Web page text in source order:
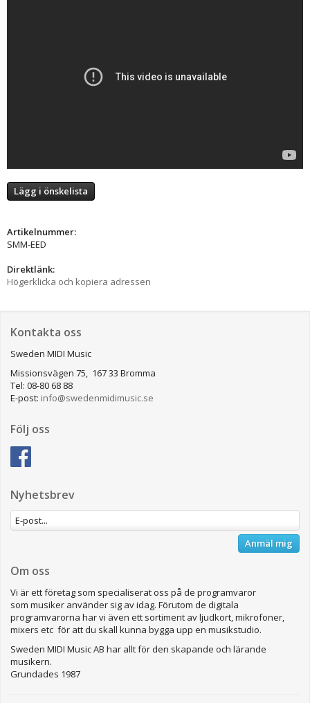
Lägg i önskelista
Artikelnummer:
SMM-EED
Direktlänk:
Högerklicka och kopiera adressen
Kontakta oss
Sweden MIDI Music
Missionsvägen 75, 167 33 Bromma
Tel: 08-80 68 88
E-post: info@swedenmidimusic.se
Följ oss
Nyhetsbrev
Anmäl mig
Om oss
Vi är ett företag som specialiserat oss på de programvaror
som musiker använder sig av idag. Förutom de digitala
programvarorna har vi även ett sortiment av ljudkort, mikrofoner,
mixers etc för att du skall kunna bygga upp en musikstudio.
Sweden MIDI Music AB har allt för den skapande och lärande
musikern.
Grundades 1987